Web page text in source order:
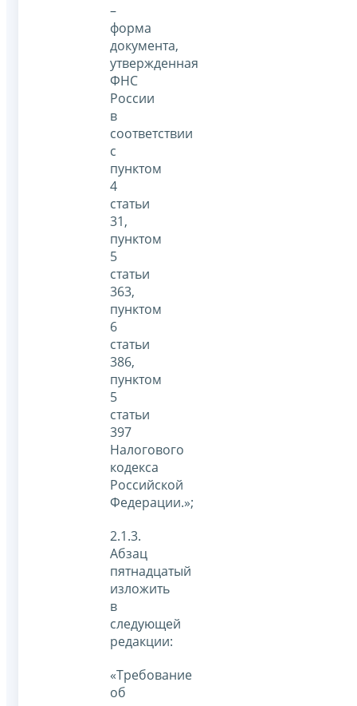
–
форма
документа,
утвержденная
ФНС
России
в
соответствии
с
пунктом
4
статьи
31,
пунктом
5
статьи
363,
пунктом
6
статьи
386,
пунктом
5
статьи
397
Налогового
кодекса
Российской
Федерации.»;
2.1.3.
Абзац
пятнадцатый
изложить
в
следующей
редакции:
«Требование
об